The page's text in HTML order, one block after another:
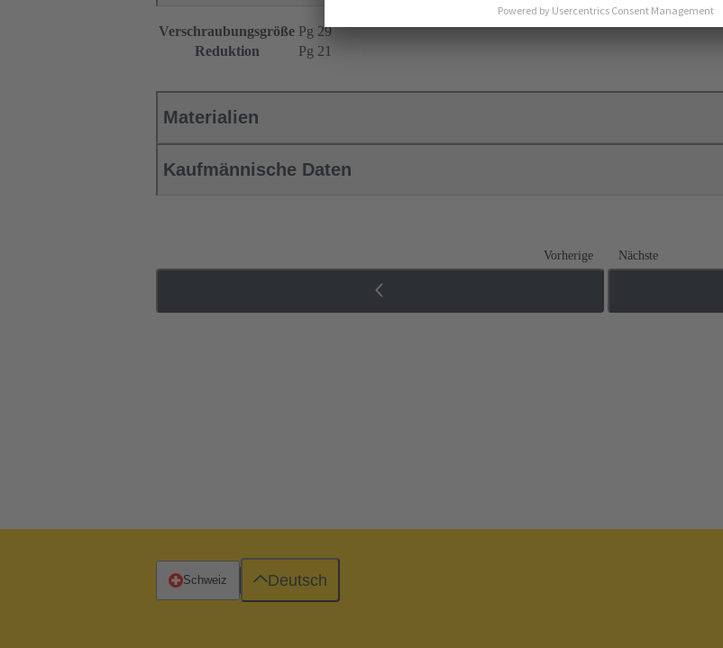
Verschraubungsgröße Pg 29
Reduktion
Pg 21
Materialien
Kaufmännische Daten
Vorherige Nächste
Schweiz Deutsch